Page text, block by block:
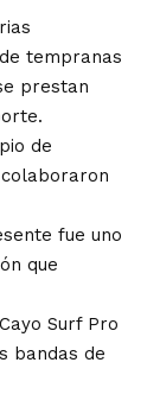
tempranas
prestan
de
fue uno
que
Surf Pro
bandas de